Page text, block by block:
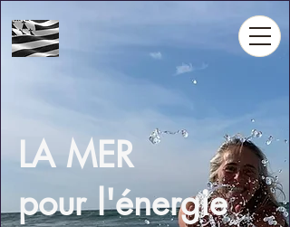
LA MER
pour l'énergie